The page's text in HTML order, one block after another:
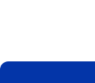
FOOTER